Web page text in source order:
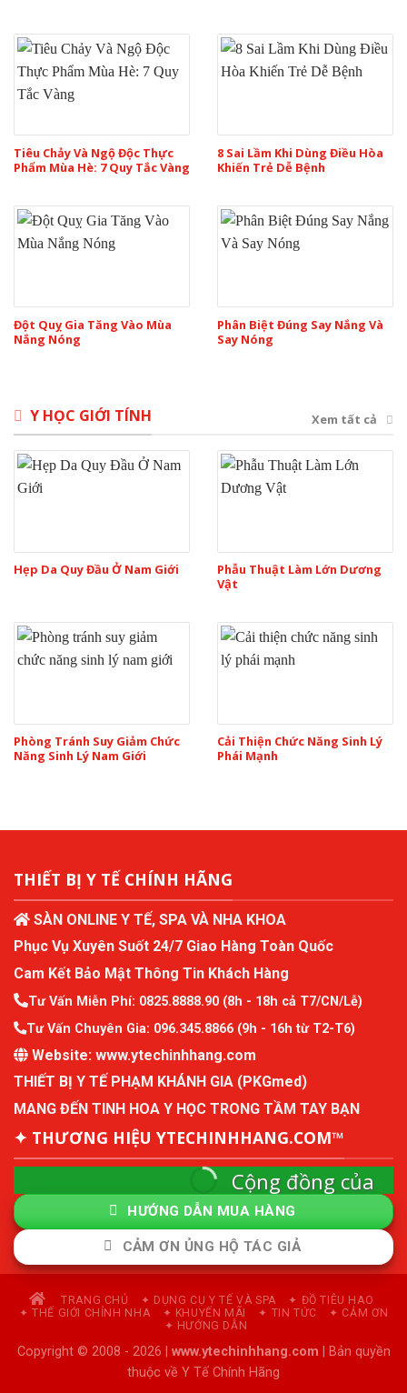
Tiêu Chảy Và Ngộ Độc Thực
Phẩm Mùa Hè: 7 Quy Tắc Vàng
8 Sai Lầm Khi Dùng Điều Hòa
Khiến Trẻ Dễ Bệnh
Đột Quỵ Gia Tăng Vào Mùa
Nắng Nóng
Phân Biệt Đúng Say Nắng Và
Say Nóng
Y HỌC GIỚI TÍNH Xem tất cả
Hẹp Da Quy Đầu Ở Nam Giới
Phẫu Thuật Làm Lớn Dương
Vật
Phòng Tránh Suy Giảm Chức
Năng Sinh Lý Nam Giới
Cải Thiện Chức Năng Sinh Lý
Phái Mạnh
THIẾT BỊ Y TẾ CHÍNH HÃNG
SÀN ONLINE Y TẾ, SPA VÀ NHA KHOA
Phục Vụ Xuyên Suốt 24/7 Giao Hàng Toàn Quốc
Cam Kết Bảo Mật Thông Tin Khách Hàng
Tư Vấn Miễn Phí: 0825.8888.90 (8h - 18h cả T7/CN/Lễ)
Tư Vấn Chuyên Gia: 096.345.8866 (9h - 16h từ T2-T6)
Website: www.ytechinhhang.com
THIẾT BỊ Y TẾ PHẠM KHÁNH GIA (PKGmed)
MANG ĐẾN TINH HOA Y HỌC TRONG TẦM TAY BẠN
✦ THƯƠNG HIỆU YTECHINHHANG.COM™
Cộng đồng của
ytechinhhang
Cộng đồng mô hình kinh tế thành viên và quản
lý sức khỏe chủ động.
Tham Gia Cộng Đồng
HƯỚNG DẪN MUA HÀNG
CẢM ƠN ỦNG HỘ TÁC GIẢ
TRANG CHỦ ✦ DỤNG CỤ Y TẾ VÀ SPA
✦ ĐỒ TIÊU HAO
✦ THẾ GIỚI CHỈNH NHA
✦ KHUYẾN MÃI ✦ TIN TỨC
✦ CẢM ƠN
✦ HƯỚNG DẪN
Copyright © 2008 - 2026 | www.ytechinhhang.com | Bản quyền
thuộc về Y Tế Chính Hãng